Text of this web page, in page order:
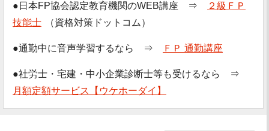
●日本FP協会認定教育機関のWEB講座 ⇒
２級ＦＰ
技能士
（資格対策ドットコム）
●通勤中に音声学習するなら ⇒ ＦＰ 通勤講座
●社労士・宅建・中小企業診断士等も受けるなら ⇒
月額定額サービス【ウケホーダイ】